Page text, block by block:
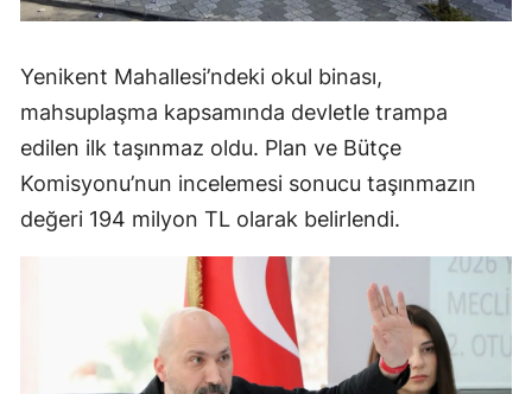
Yenikent Mahallesi’ndeki okul binası,
mahsuplaşma kapsamında devletle trampa
edilen ilk taşınmaz oldu. Plan ve Bütçe
Komisyonu’nun incelemesi sonucu taşınmazın
değeri 194 milyon TL olarak belirlendi.